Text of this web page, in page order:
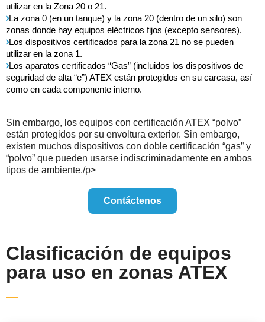
utilizar en la Zona 20 o 21.
La zona 0 (en un tanque) y la zona 20 (dentro de un silo) son
zonas donde hay equipos eléctricos fijos (excepto sensores).
Los dispositivos certificados para la zona 21 no se pueden
utilizar en la zona 1.
Los aparatos certificados “Gas” (incluidos los dispositivos de
seguridad de alta “e”) ATEX están protegidos en su carcasa, así
como en cada componente interno.
Sin embargo, los equipos con certificación ATEX “polvo”
están protegidos por su envoltura exterior. Sin embargo,
existen muchos dispositivos con doble certificación “gas” y
“polvo” que pueden usarse indiscriminadamente en ambos
tipos de ambiente./p>
Contáctenos
Clasificación de equipos
para uso en zonas ATEX